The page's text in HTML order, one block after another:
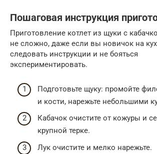
Пошаговая инструкция
Приготовление котлет из щуки с
не сложно, даже если вы новичок на
следовать инструкции и не бояться
экспериментировать.
Подготовьте щуку: промойте
и кости, нарежьте небольшими
Кабачок очистите от кожуры и
крупной терке.
Лук очистите и мелко нарежьте.